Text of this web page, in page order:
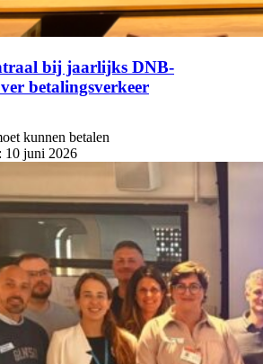
bij jaarlijks DNB-
betalingsverkeer
kunnen betalen
10 juni 2026